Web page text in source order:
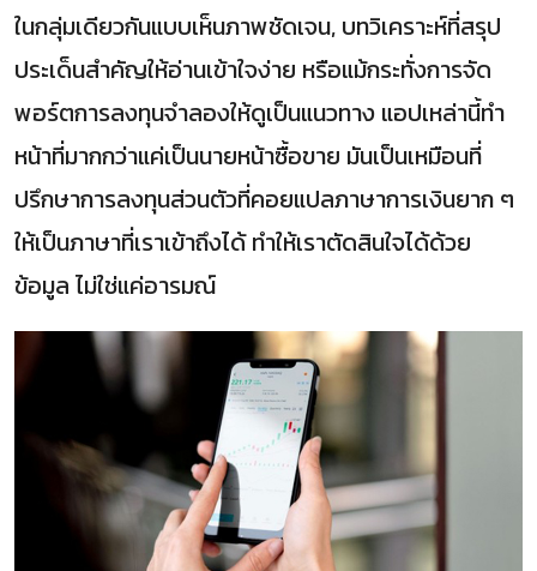
ในกลุ่มเดียวกันแบบเห็นภาพชัดเจน, บทวิเคราะห์ที่สรุป
ประเด็นสำคัญให้อ่านเข้าใจง่าย หรือแม้กระทั่งการจัด
พอร์ตการลงทุนจำลองให้ดูเป็นแนวทาง แอปเหล่านี้ทำ
หน้าที่มากกว่าแค่เป็นนายหน้าซื้อขาย มันเป็นเหมือนที่
ปรึกษาการลงทุนส่วนตัวที่คอยแปลภาษาการเงินยาก ๆ
ให้เป็นภาษาที่เราเข้าถึงได้ ทำให้เราตัดสินใจได้ด้วย
ข้อมูล ไม่ใช่แค่อารมณ์